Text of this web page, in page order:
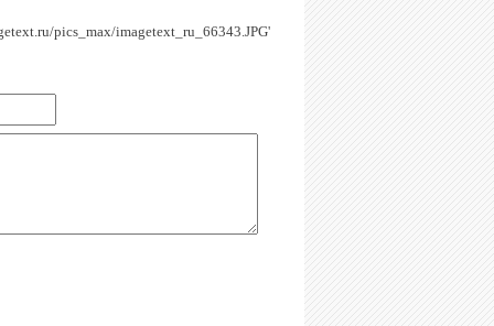
pics_max/imagetext_ru_66343.JPG'